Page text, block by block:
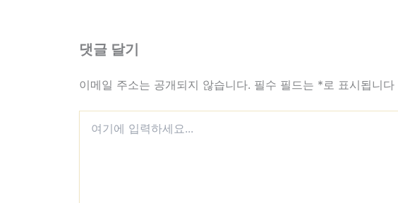
댓글 달기
이메일 주소는 공개되지 않습니다. 필수 필드는 *로 표시됩니다
입력하세요...